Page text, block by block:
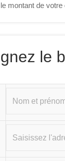
montant de
le